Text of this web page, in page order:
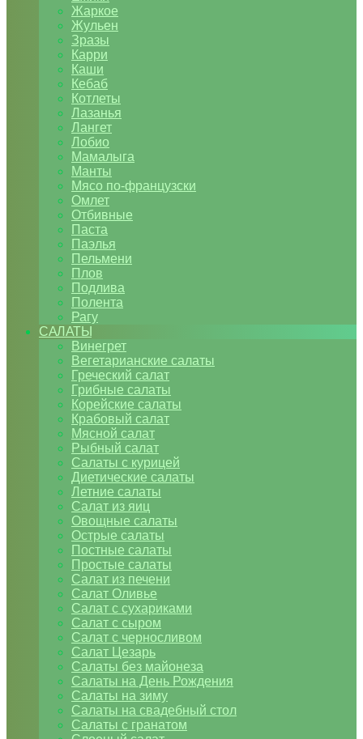
Жаркое
Жульен
Зразы
Карри
Каши
Кебаб
Котлеты
Лазанья
Лангет
Лобио
Мамалыга
Манты
Мясо по-французски
Омлет
Отбивные
Паста
Паэлья
Пельмени
Плов
Подлива
Полента
Рагу
САЛАТЫ
Винегрет
Вегетарианские салаты
Греческий салат
Грибные салаты
Корейские салаты
Крабовый салат
Мясной салат
Рыбный салат
Салаты с курицей
Диетические салаты
Летние салаты
Салат из яиц
Овощные салаты
Острые салаты
Постные салаты
Простые салаты
Салат из печени
Салат Оливье
Салат с сухариками
Салат с сыром
Салат с черносливом
Салат Цезарь
Салаты без майонеза
Салаты на День Рождения
Салаты на зиму
Салаты на свадебный стол
Салаты с гранатом